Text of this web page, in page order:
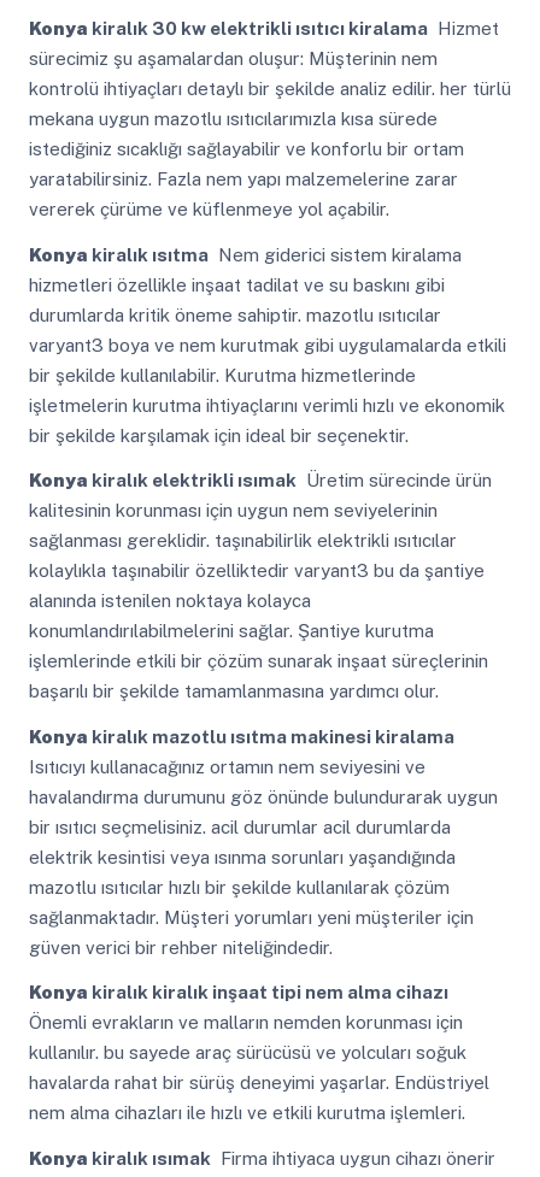
Konya kiralık 30 kw elektrikli ısıtıcı kiralamaHizmet
sürecimiz şu aşamalardan oluşur: Müşterinin nem
kontrolü ihtiyaçları detaylı bir şekilde analiz edilir. her türlü
mekana uygun mazotlu ısıtıcılarımızla kısa sürede
istediğiniz sıcaklığı sağlayabilir ve konforlu bir ortam
yaratabilirsiniz. Fazla nem yapı malzemelerine zarar
vererek çürüme ve küflenmeye yol açabilir.
Konya kiralık ısıtmaNem giderici sistem kiralama
hizmetleri özellikle inşaat tadilat ve su baskını gibi
durumlarda kritik öneme sahiptir. mazotlu ısıtıcılar
varyant3 boya ve nem kurutmak gibi uygulamalarda etkili
bir şekilde kullanılabilir. Kurutma hizmetlerinde
işletmelerin kurutma ihtiyaçlarını verimli hızlı ve ekonomik
bir şekilde karşılamak için ideal bir seçenektir.
Konya kiralık elektrikli ısımak Üretim sürecinde ürün
kalitesinin korunması için uygun nem seviyelerinin
sağlanması gereklidir. taşınabilirlik elektrikli ısıtıcılar
kolaylıkla taşınabilir özelliktedir varyant3 bu da şantiye
alanında istenilen noktaya kolayca
konumlandırılabilmelerini sağlar. Şantiye kurutma
işlemlerinde etkili bir çözüm sunarak inşaat süreçlerinin
başarılı bir şekilde tamamlanmasına yardımcı olur.
Konya kiralık mazotlu ısıtma makinesi kiralama
Isıtıcıyı kullanacağınız ortamın nem seviyesini ve
havalandırma durumunu göz önünde bulundurarak uygun
bir ısıtıcı seçmelisiniz. acil durumlar acil durumlarda
elektrik kesintisi veya ısınma sorunları yaşandığında
mazotlu ısıtıcılar hızlı bir şekilde kullanılarak çözüm
sağlanmaktadır. Müşteri yorumları yeni müşteriler için
güven verici bir rehber niteliğindedir.
Konya kiralık kiralık inşaat tipi nem alma cihazı
Önemli evrakların ve malların nemden korunması için
kullanılır. bu sayede araç sürücüsü ve yolcuları soğuk
havalarda rahat bir sürüş deneyimi yaşarlar. Endüstriyel
nem alma cihazları ile hızlı ve etkili kurutma işlemleri.
Konya kiralık ısımak Firma ihtiyaca uygun cihazı önerir